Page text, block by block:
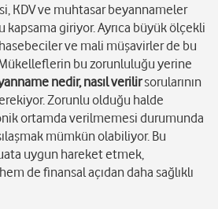
KDV ve muhtasar beyannameler
giriyor. Ayrıca büyük ölçekli
ve mali müşavirler de bu
bu zorunluluğu yerine
nedir, nasıl verilirsorularının
Zorunlu olduğu halde
ortamda verilmemesi durumunda
mümkün olabiliyor. Bu
uygun hareket etmek,
de finansal açıdan daha sağlıklı